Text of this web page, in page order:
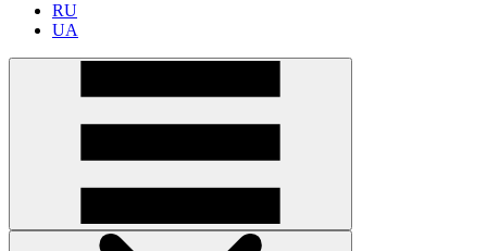
RU
UA